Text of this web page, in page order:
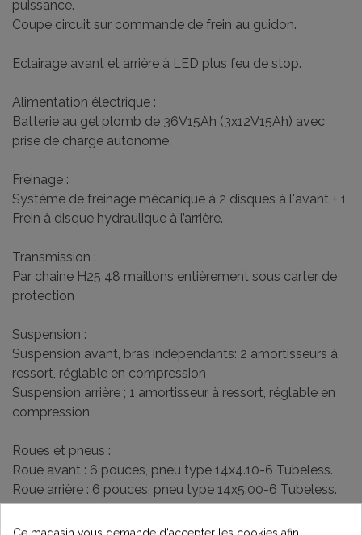
puissance.
Coupe circuit sur commande de frein au guidon.
Eclairage avant et arrière à LED plus feu de stop.
Alimentation électrique :
Batterie au gel plomb de 36V15Ah (3x12V15Ah) avec
prise de charge autonome.
Freinage :
Système de freinage mécanique à 2 disques à l'avant + 1
Frein à disque hydraulique à l’arrière.
Transmission :
Par chaine H25 48 maillons entièrement sous carter de
protection
Suspension :
Suspension avant, bras indépendants: 2 amortisseurs à
ressort, réglable en compression
Suspension arrière ; 1 amortisseur à ressort, réglable en
compression
Roues et pneus :
Roue avant : 6 pouces, pneu type 14x4.10-6 Tubeless.
Roue arrière : 6 pouces, pneu type 14x5.00-6 Tubeless.
Ce magasin vous demande d'accepter les cookies afin